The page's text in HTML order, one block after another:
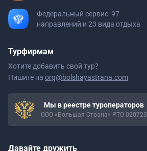
Федеральный сервис: 97
направлений и 23 вида отдыха
Турфирмам
Хотите добавить свой тур?
Пишите на org@bolshayastrana.com
Мы в реестре туроператоров
ООО «Большая Страна» РТО 020723
Давайте дружить